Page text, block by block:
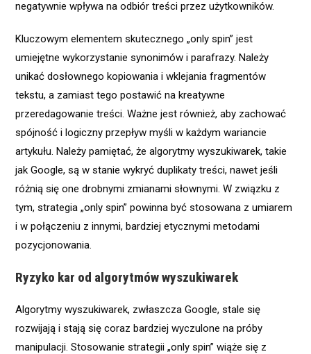
negatywnie wpływa na odbiór treści przez użytkowników.
Kluczowym elementem skutecznego „only spin” jest
umiejętne wykorzystanie synonimów i parafrazy. Należy
unikać dosłownego kopiowania i wklejania fragmentów
tekstu, a zamiast tego postawić na kreatywne
przeredagowanie treści. Ważne jest również, aby zachować
spójność i logiczny przepływ myśli w każdym wariancie
artykułu. Należy pamiętać, że algorytmy wyszukiwarek, takie
jak Google, są w stanie wykryć duplikaty treści, nawet jeśli
różnią się one drobnymi zmianami słownymi. W związku z
tym, strategia „only spin” powinna być stosowana z umiarem
i w połączeniu z innymi, bardziej etycznymi metodami
pozycjonowania.
Ryzyko kar od algorytmów wyszukiwarek
Algorytmy wyszukiwarek, zwłaszcza Google, stale się
rozwijają i stają się coraz bardziej wyczulone na próby
manipulacji. Stosowanie strategii „only spin” wiąże się z